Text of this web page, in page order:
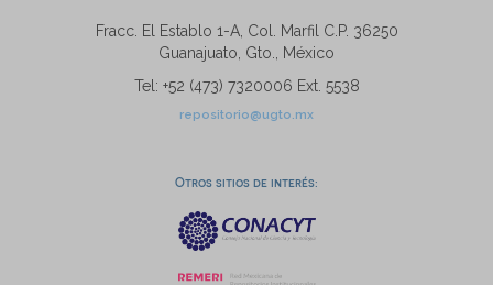
Fracc. El Establo 1-A, Col. Marfil C.P. 36250
Guanajuato, Gto., México
Tel: +52 (473) 7320006 Ext. 5538
repositorio@ugto.mx
Otros sitios de interés: